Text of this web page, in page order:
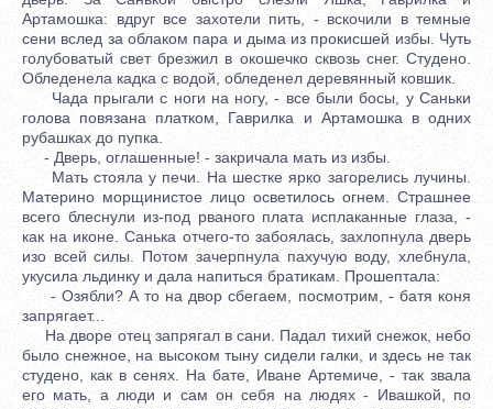
Артамошка: вдруг все захотели пить, - вскочили в темные
сени вслед за облаком пара и дыма из прокисшей избы. Чуть
голубоватый свет брезжил в окошечко сквозь снег. Студено.
Обледенела кадка с водой, обледенел деревянный ковшик.
Чада прыгали с ноги на ногу, - все были босы, у Саньки
голова повязана платком, Гаврилка и Артамошка в одних
рубашках до пупка.
- Дверь, оглашенные! - закричала мать из избы.
Мать стояла у печи. На шестке ярко загорелись лучины.
Материно морщинистое лицо осветилось огнем. Страшнее
всего блеснули из-под рваного плата исплаканные глаза, -
как на иконе. Санька отчего-то забоялась, захлопнула дверь
изо всей силы. Потом зачерпнула пахучую воду, хлебнула,
укусила льдинку и дала напиться братикам. Прошептала:
- Озябли? А то на двор сбегаем, посмотрим, - батя коня
запрягает...
На дворе отец запрягал в сани. Падал тихий снежок, небо
было снежное, на высоком тыну сидели галки, и здесь не так
студено, как в сенях. На бате, Иване Артемиче, - так звала
его мать, а люди и сам он себя на людях - Ивашкой, по